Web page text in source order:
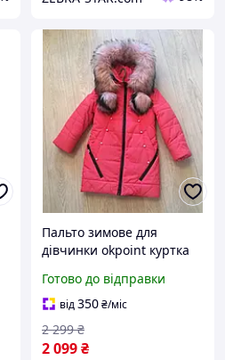
Пальто зимове для
дівчинки okpoint куртка
коралова (184506)
Готово до відправки
від350₴/міс
2 099₴
2 299 ₴